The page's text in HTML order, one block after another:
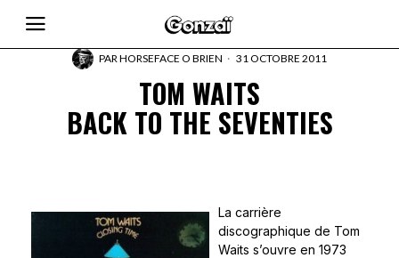
PARHORSEFACE O BRIEN 31 OCTOBRE 2011
TOM WAITS
BACK TO THE SEVENTIES
La carrière
discographique de Tom
Waits s’ouvre en 1973